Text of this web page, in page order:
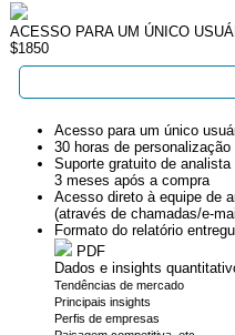
ACESSO PARA UM ÚNICO
$1850
Acesso para um único
30 horas de personalização
Suporte gratuito de analista
3 meses após a compra
Acesso direto à equipe de
(através de chamadas/e-
Formato do relatório
PDF
Dados e insights
Tendências de mercado
Principais insights
Perfis de empresas